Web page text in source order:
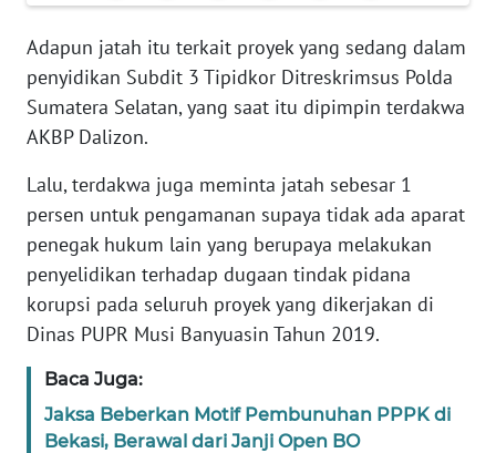
Adapun jatah itu terkait proyek yang sedang dalam
penyidikan Subdit 3 Tipidkor Ditreskrimsus Polda
Sumatera Selatan, yang saat itu dipimpin terdakwa
AKBP Dalizon.
Lalu, terdakwa juga meminta jatah sebesar 1
persen untuk pengamanan supaya tidak ada aparat
penegak hukum lain yang berupaya melakukan
penyelidikan terhadap dugaan tindak pidana
korupsi pada seluruh proyek yang dikerjakan di
Dinas PUPR Musi Banyuasin Tahun 2019.
Baca Juga:
Jaksa Beberkan Motif Pembunuhan PPPK di
Bekasi, Berawal dari Janji Open BO
EDITORIAL
Informasi
INDEKS
BERITA
KONTAK
KAMI
IKLAN
TENTANG